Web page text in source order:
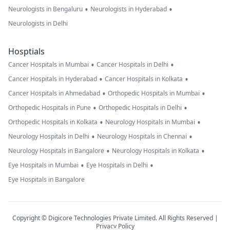
Neurologists in Bengaluru • Neurologists in Hyderabad •
Neurologists in Delhi
Hosptials
Cancer Hospitals in Mumbai • Cancer Hospitals in Delhi •
Cancer Hospitals in Hyderabad • Cancer Hospitals in Kolkata •
Cancer Hospitals in Ahmedabad • Orthopedic Hospitals in Mumbai •
Orthopedic Hospitals in Pune • Orthopedic Hospitals in Delhi •
Orthopedic Hospitals in Kolkata • Neurology Hospitals in Mumbai •
Neurology Hospitals in Delhi • Neurology Hospitals in Chennai •
Neurology Hospitals in Bangalore • Neurology Hospitals in Kolkata •
Eye Hospitals in Mumbai • Eye Hospitals in Delhi •
Eye Hospitals in Bangalore
Copyright © Digicore Technologies Private Limited. All Rights Reserved |
Privacy Policy